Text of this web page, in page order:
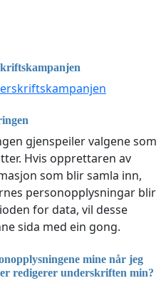
gjenspeiler valgene som
Hvis opprettaren av
som blir samla inn,
personopplysningar blir
for data, vil desse
sida med ein gong.
mine når jeg
redigerer underskriften min?